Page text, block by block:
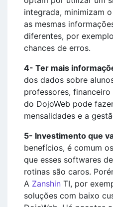
integrada, minimizam
as mesmas
diferentes, por
chances de erros.
4- Ter mais
dos dados sobre
professores,
do DojoWeb pode
mensalidades e a
5- Investimento que
benefícios, é comum
que esses softwares
rotinas são caros.
A Zanshin TI, por
soluções com baixo